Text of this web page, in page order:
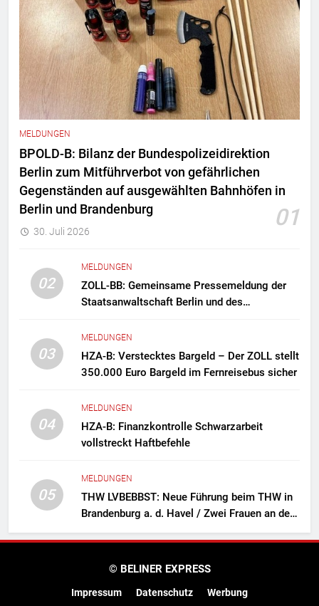
MELDUNGEN
BPOLD-B: Bilanz der Bundespolizeidirektion
Berlin zum Mitführverbot von gefährlichen
Gegenständen auf ausgewählten Bahnhöfen in
Berlin und Brandenburg
01
30. Juli 2026
02
MELDUNGEN
ZOLL-BB: Gemeinsame Pressemeldung der
Staatsanwaltschaft Berlin und des
Zollfahndung hebt mutmaßliches
Drogenlabor aus
03
MELDUNGEN
HZA-B: Verstecktes Bargeld – Der ZOLL stellt
350.000 Euro Bargeld im Fernreisebus sicher
04
MELDUNGEN
HZA-B: Finanzkontrolle Schwarzarbeit
vollstreckt Haftbefehle
05
MELDUNGEN
THW LVBEBBST: Neue Führung beim THW in
Brandenburg a. d. Havel / Zwei Frauen an der
Spitze des Ortsverbands
© BELINER EXPRESS
Impressum Datenschutz Werbung